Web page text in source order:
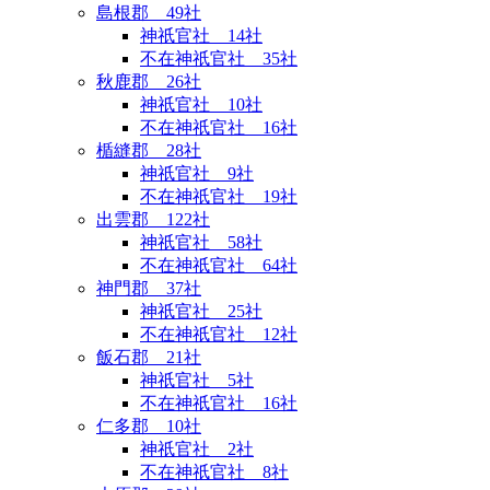
島根郡 49社
神祇官社 14社
不在神祇官社 35社
秋鹿郡 26社
神祇官社 10社
不在神祇官社 16社
楯縫郡 28社
神祇官社 9社
不在神祇官社 19社
出雲郡 122社
神祇官社 58社
不在神祇官社 64社
神門郡 37社
神祇官社 25社
不在神祇官社 12社
飯石郡 21社
神祇官社 5社
不在神祇官社 16社
仁多郡 10社
神祇官社 2社
不在神祇官社 8社